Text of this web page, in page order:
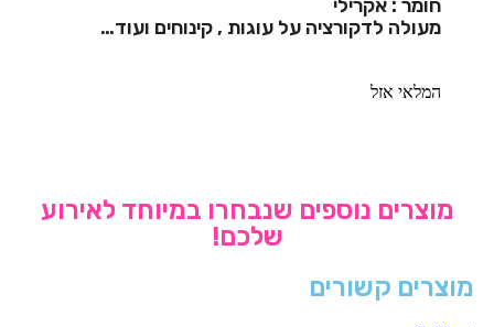
חומר : אקרילי
מעולה לדקורציה על עוגות , קינוחים ועוד…
המלאי אזל
מוצרים נוספים שנבחרו במיוחד לאירוע
שלכם!
מוצרים קשורים